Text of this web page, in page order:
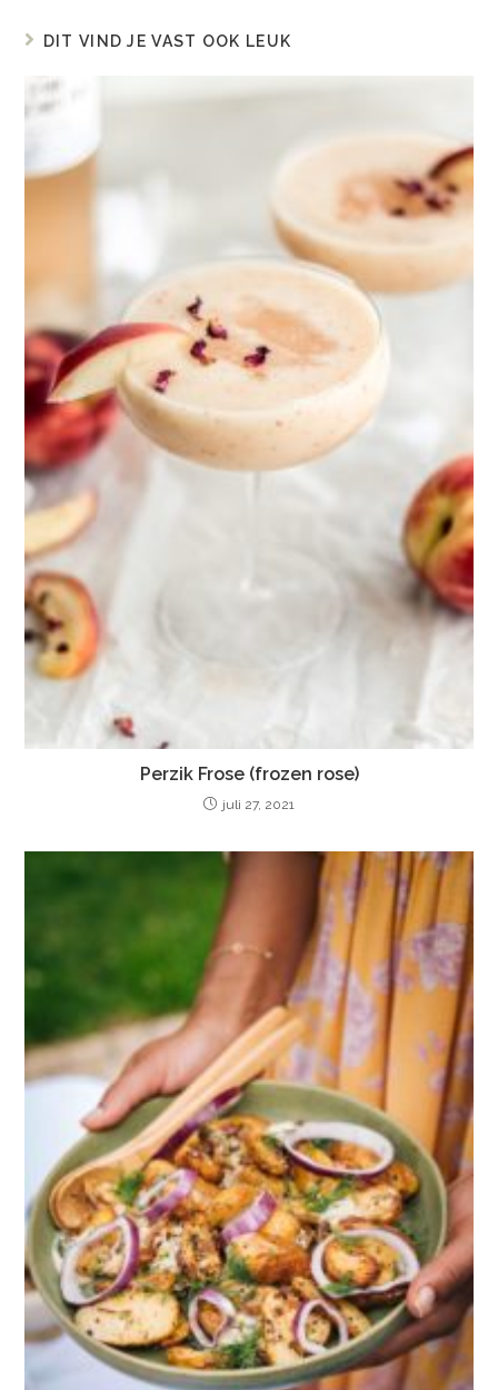
DIT VIND JE VAST OOK LEUK
Perzik Frose (frozen rose)
juli 27, 2021